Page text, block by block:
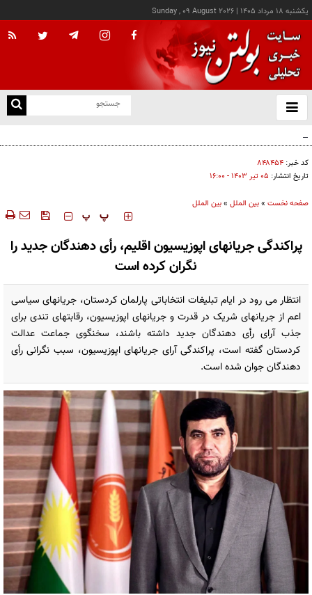
يکشنبه ۱۸ مرداد ۱۴۰۵ |
Sunday , 09 August 2026
باز
و
اردوغان: توافق‌نامه مکه هیچ کشوری را هدف قرار نمی‌دهد
کد خبر: ۸۴۸۴۵۴
تاریخ انتشار: ۰۵ تير ۱۴۰۳ - ۱۶:۰۰
صفحه نخست »بین الملل »بین الملل
‍‍‍ پ پ
پراکندگی جریانهای اپوزیسیون اقلیم، رأی دهندگان جدید را
نگران کرده است
انتظار می رود در ایام تبلیغات انتخاباتی پارلمان کردستان، جریانهای سیاسی
اعم از جریانهای شریک در قدرت و جریانهای اپوزیسیون، رقابتهای تندی برای
جذب آرای رأی دهندگان جدید داشتە باشند، سخنگوی جماعت عدالت
کردستان گفتە است، پراکندگی آرای جریانهای اپوزیسیون، سبب نگرانی رأی
دهندگان جوان شدە است.